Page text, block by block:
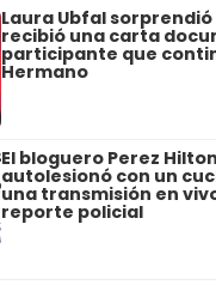
Laura Ubfal
recibió una carta
participante que
Hermano
El bloguero Perez
autolesionó con un
una transmisión en
reporte policial